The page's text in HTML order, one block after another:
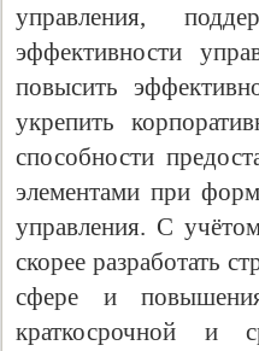
управления,
эффективности
повысить
укрепить
способности
элементами при
управления. С
скорее разработать
сфере и
краткосрочной и